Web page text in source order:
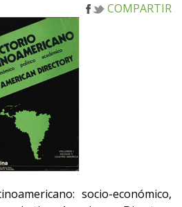
COMPARTIR
socio-económico,